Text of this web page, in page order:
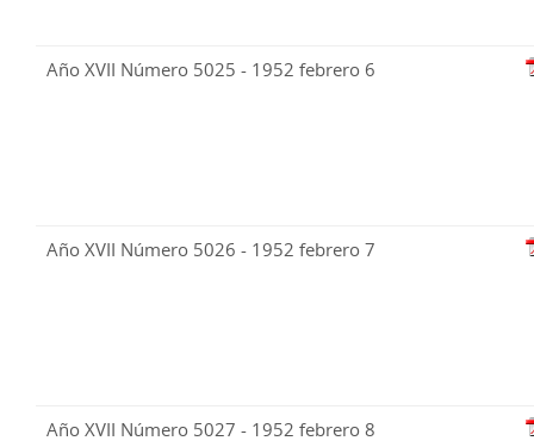
Año XVII Número 5025 - 1952 febrero 6
Año XVII Número 5026 - 1952 febrero 7
Año XVII Número 5027 - 1952 febrero 8